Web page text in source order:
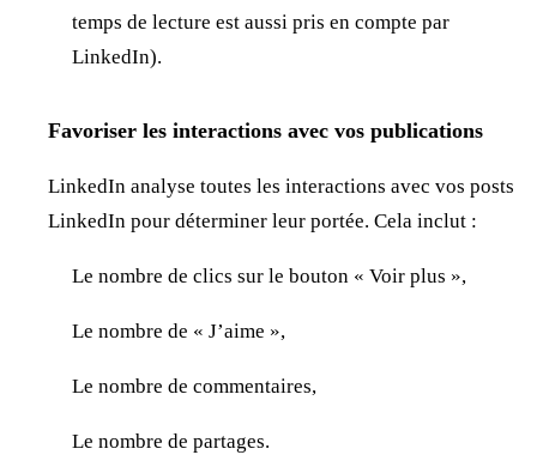
temps de lecture est aussi pris en compte par
LinkedIn).
Favoriser les interactions avec vos publications
LinkedIn analyse toutes les interactions avec vos posts
LinkedIn pour déterminer leur portée. Cela inclut :
Le nombre de clics sur le bouton « Voir plus »,
Le nombre de « J’aime »,
Le nombre de commentaires,
Le nombre de partages.